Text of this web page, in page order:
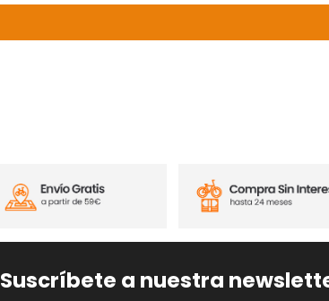
Suscríbete a nuestra